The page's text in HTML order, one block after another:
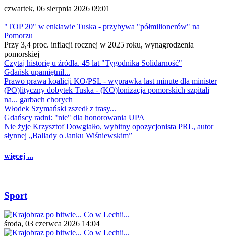
czwartek, 06 sierpnia 2026 09:01
"TOP 20" w enklawie Tuska - przybywa "półmilionerów" na
Pomorzu
Przy 3,4 proc. inflacji rocznej w 2025 roku, wynagrodzenia
pomorskiej
Czytaj historię u źródła. 45 lat "Tygodnika Solidarność"
Gdańsk upamiętnił...
Prawo prawa koalicji KO/PSL - wyprawka last minute dla minister
(PO)lityczny dobytek Tuska - (KO)lonizacja pomorskich szpitali
na... garbach chorych
Włodek Szymański zszedł z trasy...
Gdańscy radni: "nie" dla honorowania UPA
Nie żyje Krzysztof Dowgiałło, wybitny opozycjonista PRL, autor
słynnej „Ballady o Janku Wiśniewskim”
więcej ...
Sport
środa, 03 czerwca 2026 14:04